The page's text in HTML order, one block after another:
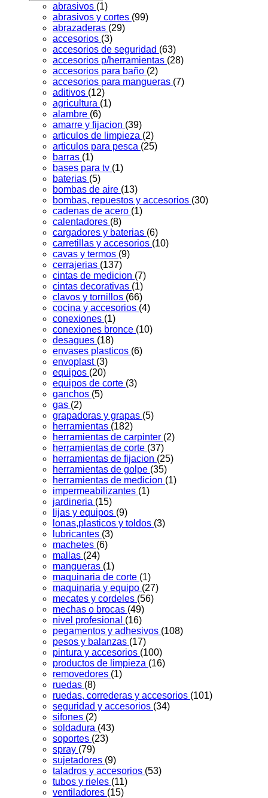
abrasivos (1)
abrasivos y cortes (99)
abrazaderas (29)
accesorios (3)
accesorios de seguridad (63)
accesorios p/herramientas (28)
accesorios para baño (2)
accesorios para mangueras (7)
aditivos (12)
agricultura (1)
alambre (6)
amarre y fijacion (39)
articulos de limpieza (2)
articulos para pesca (25)
barras (1)
bases para tv (1)
baterias (5)
bombas de aire (13)
bombas, repuestos y accesorios (30)
cadenas de acero (1)
calentadores (8)
cargadores y baterias (6)
carretillas y accesorios (10)
cavas y termos (9)
cerrajerias (137)
cintas de medicion (7)
cintas decorativas (1)
clavos y tornillos (66)
cocina y accesorios (4)
conexiones (1)
conexiones bronce (10)
desagues (18)
envases plasticos (6)
envoplast (3)
equipos (20)
equipos de corte (3)
ganchos (5)
gas (2)
grapadoras y grapas (5)
herramientas (182)
herramientas de carpinter (2)
herramientas de corte (37)
herramientas de fijacion (25)
herramientas de golpe (35)
herramientas de medicion (1)
impermeabilizantes (1)
jardineria (15)
lijas y equipos (9)
lonas,plasticos y toldos (3)
lubricantes (3)
machetes (6)
mallas (24)
mangueras (1)
maquinaria de corte (1)
maquinaria y equipo (27)
mecates y cordeles (56)
mechas o brocas (49)
nivel profesional (16)
pegamentos y adhesivos (108)
pesos y balanzas (17)
pintura y accesorios (100)
productos de limpieza (16)
removedores (1)
ruedas (8)
ruedas, correderas y accesorios (101)
seguridad y accesorios (34)
sifones (2)
soldadura (43)
soportes (23)
spray (79)
sujetadores (9)
taladros y accesorios (53)
tubos y rieles (11)
ventiladores (15)